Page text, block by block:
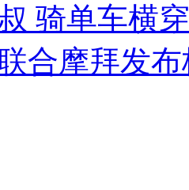
骑单车横
合摩拜发